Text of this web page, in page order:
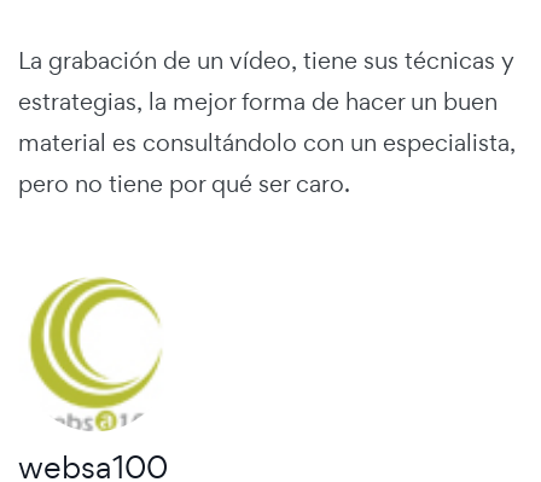
La grabación de un vídeo, tiene sus técnicas y
estrategias, la mejor forma de hacer un buen
material es consultándolo con un especialista,
pero no tiene por qué ser caro.
websa100